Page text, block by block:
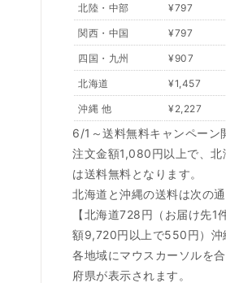
北陸・中部 ¥797
関西・中国 ¥797
四国・九州 ¥907
北海道 ¥1,457
沖縄 他 ¥2,227
6/1～送料無料キャンペーン
注文金額1,080円以上で、
は送料無料となります。
北海道と沖縄の送料は次の通
【北海道728円（お届け先1
額9,720円以上で550円）沖
各地域にマウスカーソルを
府県が表示されます。